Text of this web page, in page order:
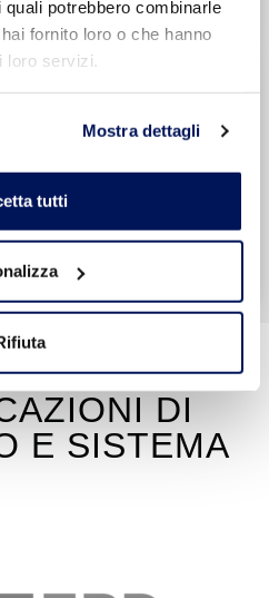
potrebbero combinarle
fornito loro o che hanno
loro servizi.
Mostra dettagli
tutti
E
DI
E SISTEMA